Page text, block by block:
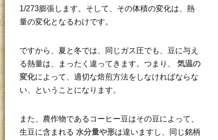
1/273膨張します。そして、その体積の変化は、熱
量の変化となるわけです。
ですから、夏と冬では、同じガス圧でも、豆に与え
る熱量は、まったく違ってきます。つまり、 気温の
変化によって、適切な焙煎方法をしなければならな
い、ということになります。
また、農作物であるコーヒー豆はその豆によって、
生豆に含まれる 水分量や形は違いますし、同じ銘柄